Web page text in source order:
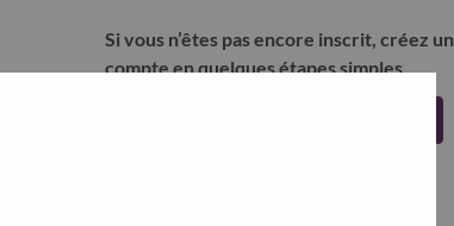
Si vous n’êtes pas encore inscrit, créez un
compte en quelques étapes simples.